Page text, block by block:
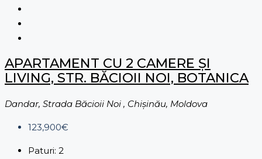
APARTAMENT CU 2 CAMERE ȘI
LIVING, STR. BĂCIOII NOI, BOTANICA
Dandar, Strada Băcioii Noi , Chișinău, Moldova
123,900€
Paturi: 2